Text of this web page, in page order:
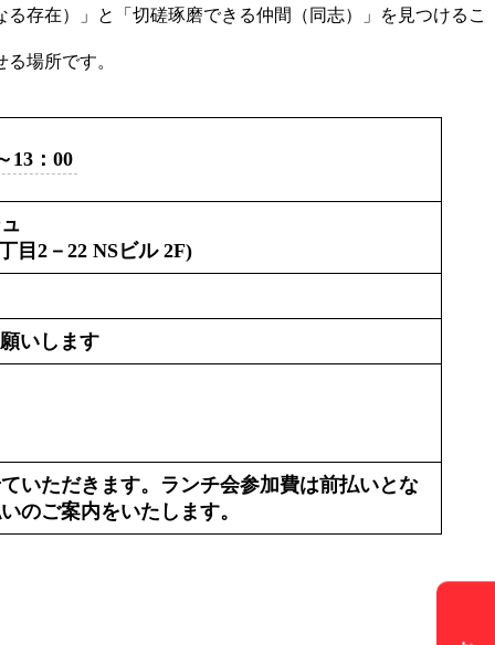
存在）」と「切磋琢磨できる仲間（同志）」を見つけるこ
場所です。
13：00
2－22 NSビル 2F)
いします
いただきます。ランチ会参加費は前払いとな
のご案内をいたします。